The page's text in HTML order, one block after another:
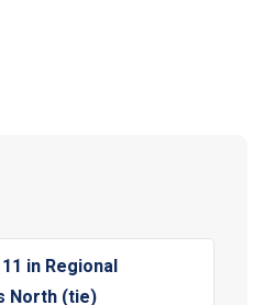
in Regional
North (tie)